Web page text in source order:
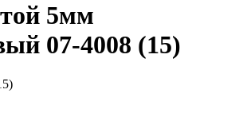
5мм
07-4008 (15)